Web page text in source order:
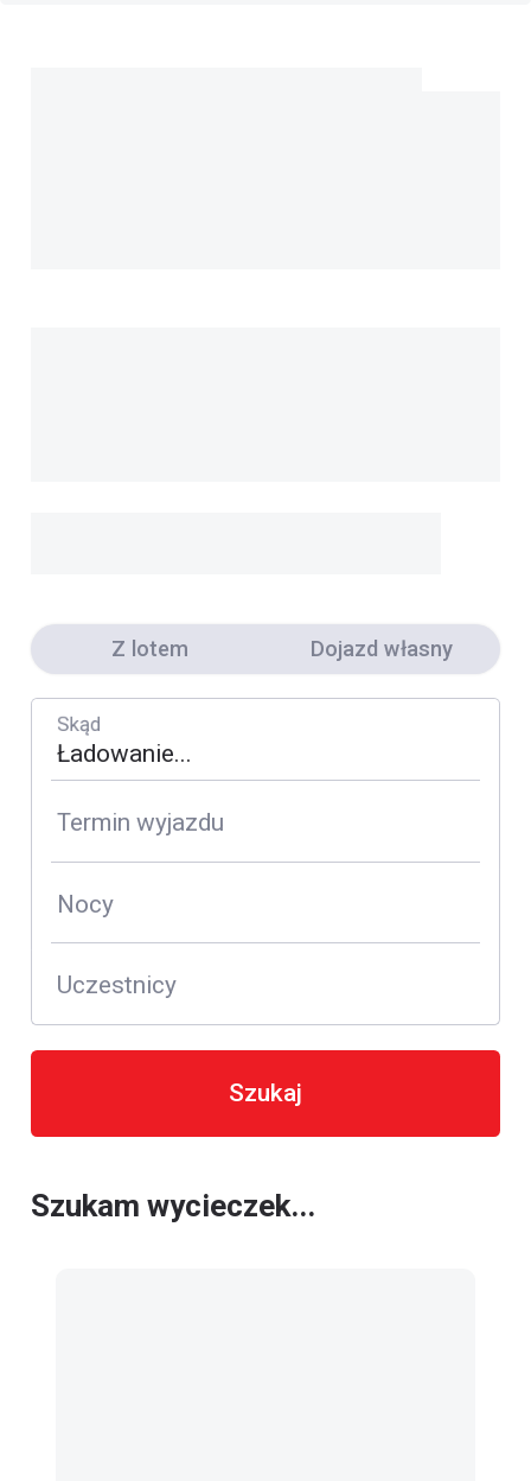
Z lotem Dojazd własny
Skąd
Termin wyjazdu
Nocy
Uczestnicy
Szukaj
Szukam wycieczek...